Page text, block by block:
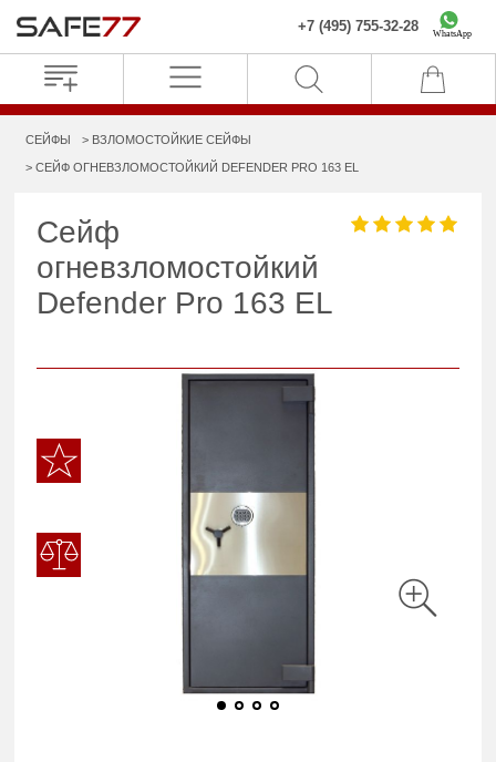
+7 (495) 755-32-28 WhatsApp
СЕЙФЫ ВЗЛОМОСТОЙКИЕ СЕЙФЫ
СЕЙФ ОГНЕВЗЛОМОСТОЙКИЙ DEFENDER PRO 163 EL
Сейф
огневзломостойкий
Defender Pro 163 EL